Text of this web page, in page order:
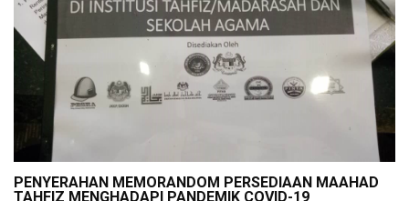
KANDUNGAN VIDEO
: KEBAIKAN-KEBAIKAN YANG DILAKUKAN KEPADA
KELUARGA,MASYARAKAT DAN LAIN - LAIN DI DALAM
TEMPOH PKP
SETIAP VIDEO YANG DIHASILKAN PERLU DIHANTAR
KEPADA URUSETIA
(WHATAPP 0102016064)
DAN DISERTAKAN BERSAMA BUTIRAN DI BAWAH;
NAMA PENUH
PENYERAHAN MEMORANDOM PERSEDIAAN MAAHAD
TAHFIZ MENGHADAPI PANDEMIK COVID-19